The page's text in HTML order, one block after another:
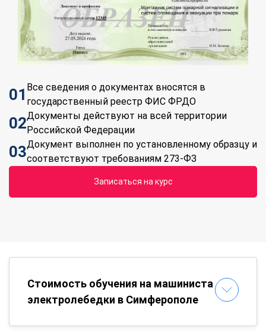
01 Все сведения о документах вносятся в
государственный реестр ФИС ФРДО
02Документы действуют на всей территории
Российской Федерации
03Документ выполнен по установленному образцу и
соответствуют требованиям 273-ФЗ
Записаться на курс
Стоимость обучения на машиниста
электролебедки в Симферополе